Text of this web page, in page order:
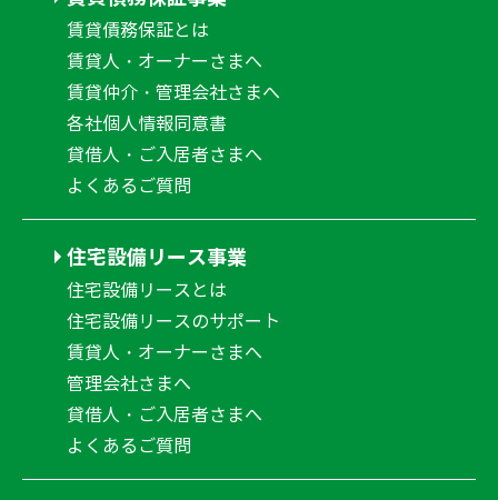
賃貸債務保証とは
賃貸人・オーナーさまへ
賃貸仲介・管理会社さまへ
各社個人情報同意書
貸借人・ご入居者さまへ
よくあるご質問
住宅設備リース事業
住宅設備リースとは
住宅設備リースのサポート
賃貸人・オーナーさまへ
管理会社さまへ
貸借人・ご入居者さまへ
よくあるご質問